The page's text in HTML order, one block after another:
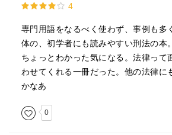
4
専門用語をなるべく使わず、事例も多
体の、初学者にも読みやすい刑法の本
ちょっとわかった気になる。法律って
わせてくれる一冊だった。他の法律に
かなあ
0